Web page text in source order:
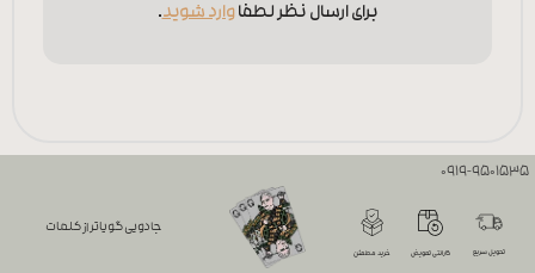
برای ارسال نظر لطفاوارد شوید.
0919-9501535
تحویل سریع گارانتی تعویض خرید مطمئن
جادویی گویاتر از کلمات